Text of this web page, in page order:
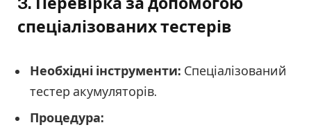
спеціалізованих тестерів
Необхідні інструменти: Спеціалізований
тестер акумуляторів.
Процедура: